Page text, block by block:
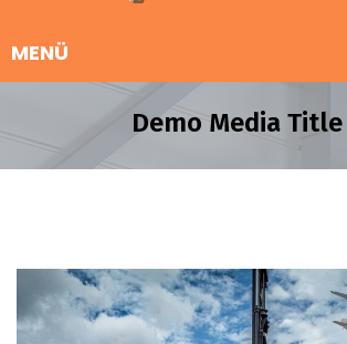
Demo Media